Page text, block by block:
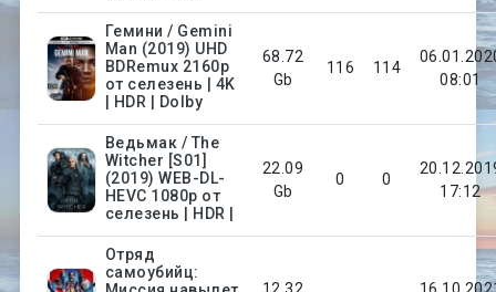
Гемини / Gemini
Man (2019) UHD
BDRemux 2160p
от селезень | 4K
| HDR | Dolby
68.72
Gb
116 114
08:01
Ведьмак / The
Witcher [S01]
(2019) WEB-DL-
HEVC 1080p от
селезень | HDR |
22.09
Gb
0 0
17:12
Отряд
самоубийц:
12.32